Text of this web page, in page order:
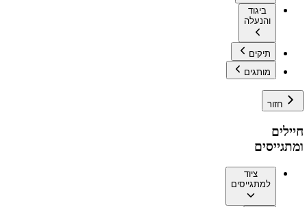
ביגוד
והנעלה
תיקים
מותגים
חזור
חיילים
ומתגייסים
ציוד
למתגייסים